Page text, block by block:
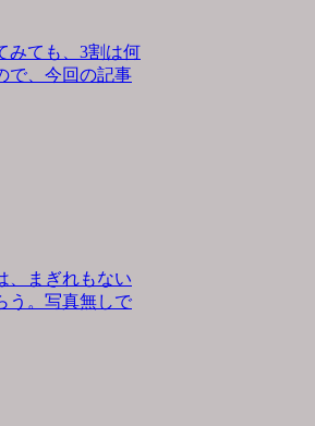
みても、3割は何
で、今回の記事
、まぎれもない
う。写真無しで